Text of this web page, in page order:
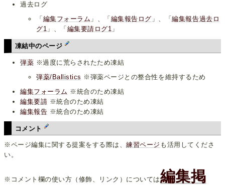
過去ログ
「 編集フォーラム 」、「 編集報告ログ 」、「編集報告過去ロ
グ1 」、「 編集要請ログ1 」
凍結中のページ
弾薬 ※過度に荒らされたため凍結
弾薬/Ballistics ※弾薬ページとの整合性を維持するため
編集フォーラム ※統合のため凍結
編集要請 ※統合のため凍結
編集報告 ※統合のため凍結
コメント
※ページ編集に関する提案をする際は、練習ページ も活用してくださ
い。
※コメント欄の使い方（修飾、リンク）については編集掲